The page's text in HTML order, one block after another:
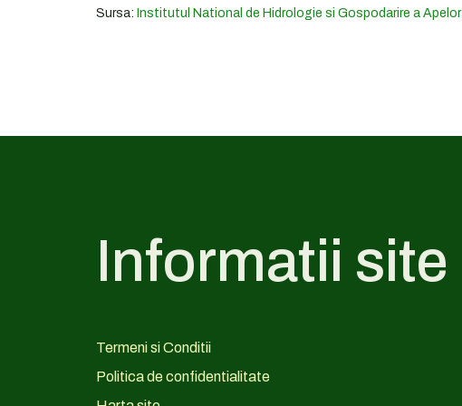
Sursa: Institutul National de Hidrologie si Gospodarire a Apelor
Informatii site
Termeni si Conditii
Politica de confidentialitate